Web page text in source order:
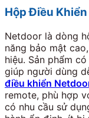
Hộp Điều
Netdoor là dòng
năng bảo mật
hiệu. Sản phẩm
giúp người dùng
điều khiển
remote, phù hợp
có nhu cầu sử